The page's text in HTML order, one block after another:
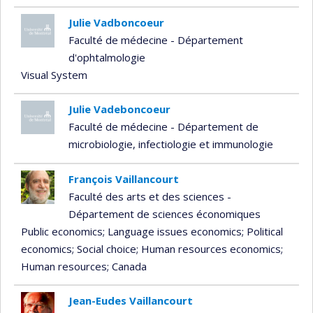
Julie Vadboncoeur
Faculté de médecine - Département
d'ophtalmologie
Visual System
Julie Vadeboncoeur
Faculté de médecine - Département de
microbiologie, infectiologie et immunologie
François Vaillancourt
Faculté des arts et des sciences -
Département de sciences économiques
Public economics; Language issues economics; Political
economics; Social choice; Human resources economics;
Human resources; Canada
Jean-Eudes Vaillancourt